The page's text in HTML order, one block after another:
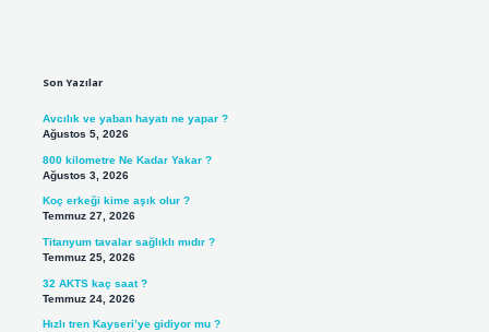
Son Yazılar
Avcılık ve yaban hayatı ne yapar ?
Ağustos 5, 2026
800 kilometre Ne Kadar Yakar ?
Ağustos 3, 2026
Koç erkeği kime aşık olur ?
Temmuz 27, 2026
Titanyum tavalar sağlıklı mıdır ?
Temmuz 25, 2026
32 AKTS kaç saat ?
Temmuz 24, 2026
Hızlı tren Kayseri’ye gidiyor mu ?